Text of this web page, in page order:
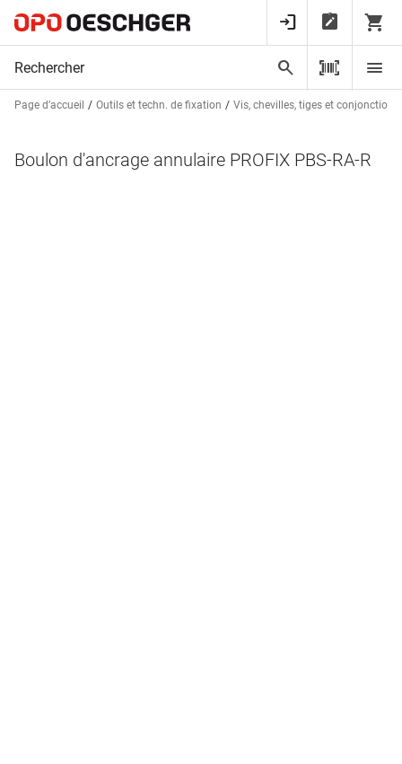
Page d’accueil Outils et techn. de fixation Vis, chevilles, tiges et conjonctions
Boulon d'ancrage annulaire PROFIX PBS-RA-R